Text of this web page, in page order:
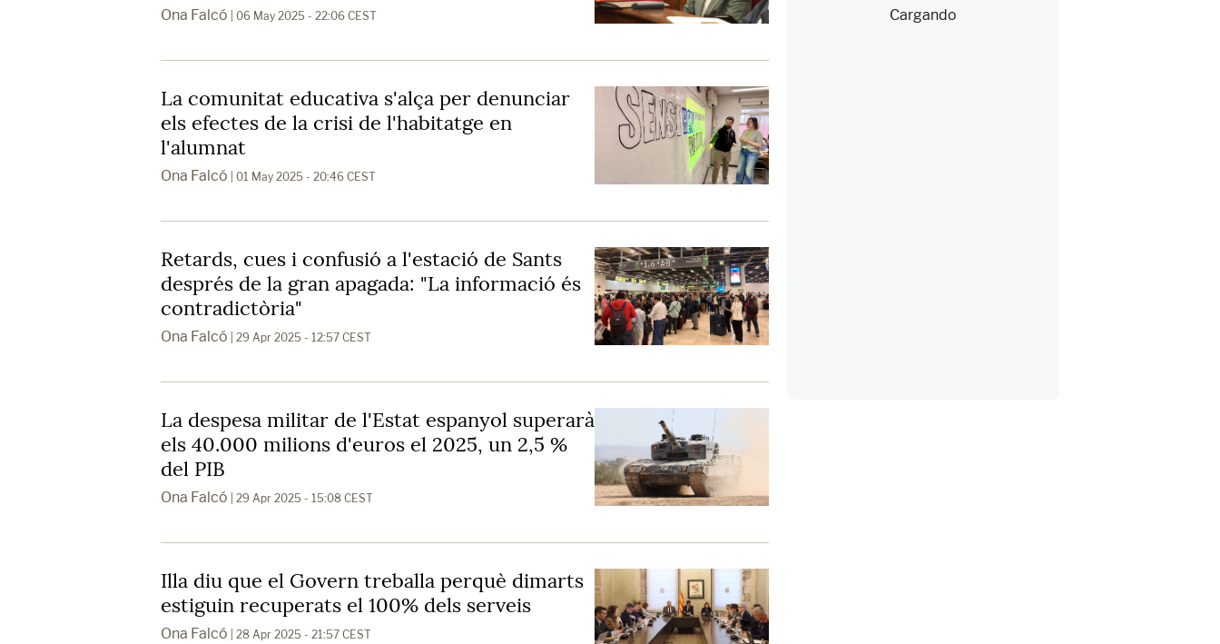
Ona Falcó | 06 May 2025 - 22:06 CEST
La comunitat educativa s'alça per denunciar
els efectes de la crisi de l'habitatge en
l'alumnat
Ona Falcó | 01 May 2025 - 20:46 CEST
Retards, cues i confusió a l'estació de Sants
després de la gran apagada: "La informació és
contradictòria"
Ona Falcó | 29 Apr 2025 - 12:57 CEST
La despesa militar de l'Estat espanyol superarà
els 40.000 milions d'euros el 2025, un 2,5 %
del PIB
Ona Falcó | 29 Apr 2025 - 15:08 CEST
Illa diu que el Govern treballa perquè dimarts
estiguin recuperats el 100% dels serveis
Ona Falcó | 28 Apr 2025 - 21:57 CEST